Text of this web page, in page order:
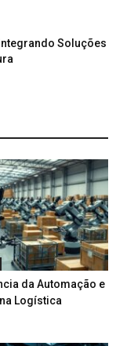
Soluções
da Automação e
Logística